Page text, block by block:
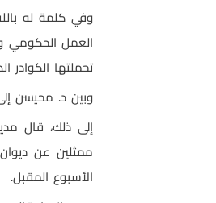
وفي كلمة له
العمل الحكومي
تحملتها الكوادر
وبين د. محيسن
ممثلين عن
الأسبوع المقبل.